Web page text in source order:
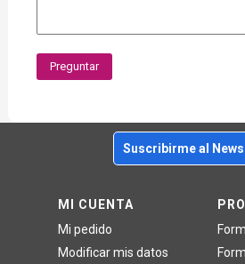
Preguntar
Suscribirme al
MI CUENTA
Mi pedido
Modificar mis datos